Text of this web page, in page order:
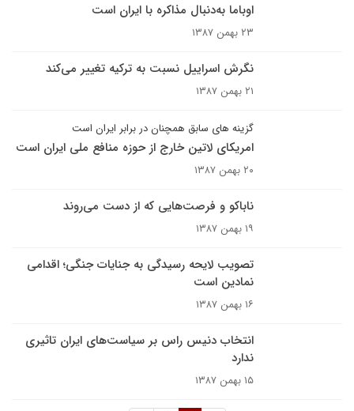
اوباما به‌دنبال مذاکره با ایران است
۲۳ بهمن ۱۳۸۷
نگرش اسراییل نسبت به ترکیه تغییر می‌کند
۲۱ بهمن ۱۳۸۷
گزینه های سابق همچنان در برابر ایران است
امریکای لاتین خارج از حوزه منافع ملی ایران است
۲۰ بهمن ۱۳۸۷
ناباکو و فرصت‌هايى که از دست مى‌روند
۱۹ بهمن ۱۳۸۷
تصویب لایحه رسیدگی به جنایات جنگی؛ اقدامی
نمادین است
۱۶ بهمن ۱۳۸۷
انتخاب دنیس راس بر سیاست‌های ایران تاثیری
ندارد
۱۵ بهمن ۱۳۸۷